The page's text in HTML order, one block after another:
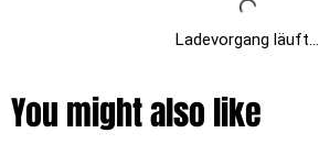
Ladevorgang läuft...
You might also like